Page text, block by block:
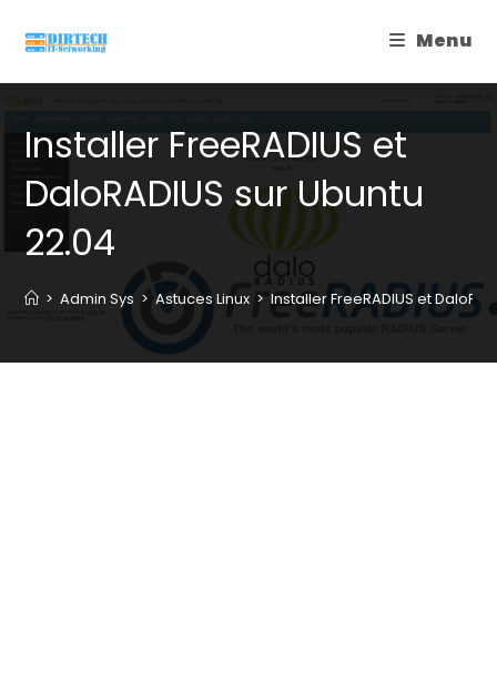
Menu
Installer FreeRADIUS et
DaloRADIUS sur Ubuntu
22.04
> Admin Sys > Astuces Linux > Installer FreeRADIUS et